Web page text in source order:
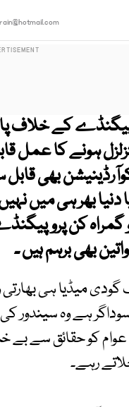
کے خلاف
ہونے کا عمل
بھی
بھر ہی میں
گمراہ کن
بھی برہم ہیں ۔
میڈیا ہی
ہے وہ
عوام کو حقائق سے بے
رہے۔